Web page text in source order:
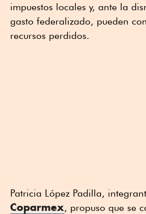
impuestos locales y, ante la
gasto federalizado, pueden
recursos perdidos.
Patricia López Padilla,
Coparmex, propuso que se